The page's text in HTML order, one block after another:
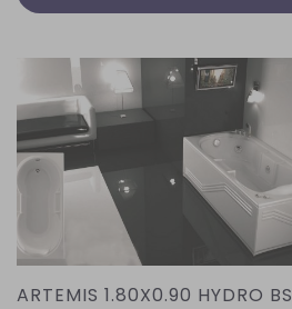
ARTEMIS 1.80X0.90 HYDRO BS